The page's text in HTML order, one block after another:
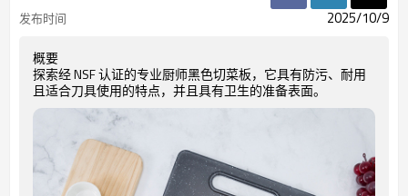
发布时间
2025/10/9
概要
探索经 NSF 认证的专业厨师黑色切菜板，它具有防污、耐用
且适合刀具使用的特点，并且具有卫生的准备表面。